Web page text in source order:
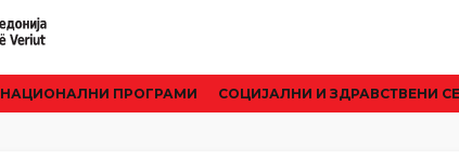
НАЦИОНАЛНИ ПРОГРАМИ CОЦИЈАЛНИ И ЗДРАВСТВЕНИ